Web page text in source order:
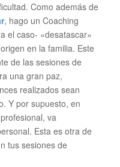
Como además de
, hago un Coaching
el caso- «desatascar»
en la familia. Este
de las sesiones de
una gran paz,
realizados sean
Y por supuesto, en
va
Esta es otra de
tus sesiones de